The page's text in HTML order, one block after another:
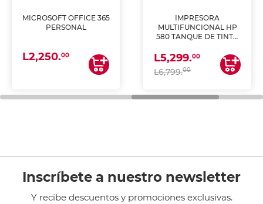
MICROSOFT OFFICE 365
PERSONAL
L2,250.00
IMPRESORA
MULTIFUNCIONAL HP
580 TANQUE DE TINTA
ESCANEA)
L5,299.00
L6,799.00
Inscríbete a nuestro newsletter
Y recibe descuentos y promociones exclusivas.